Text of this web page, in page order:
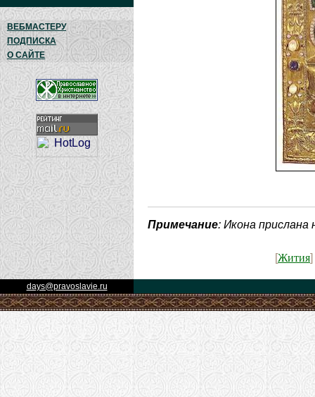
ВЕБМАСТЕРУ
ПОДПИСКА
О САЙТЕ
Примечание: Икона
[Жития
days@pravoslavie.ru